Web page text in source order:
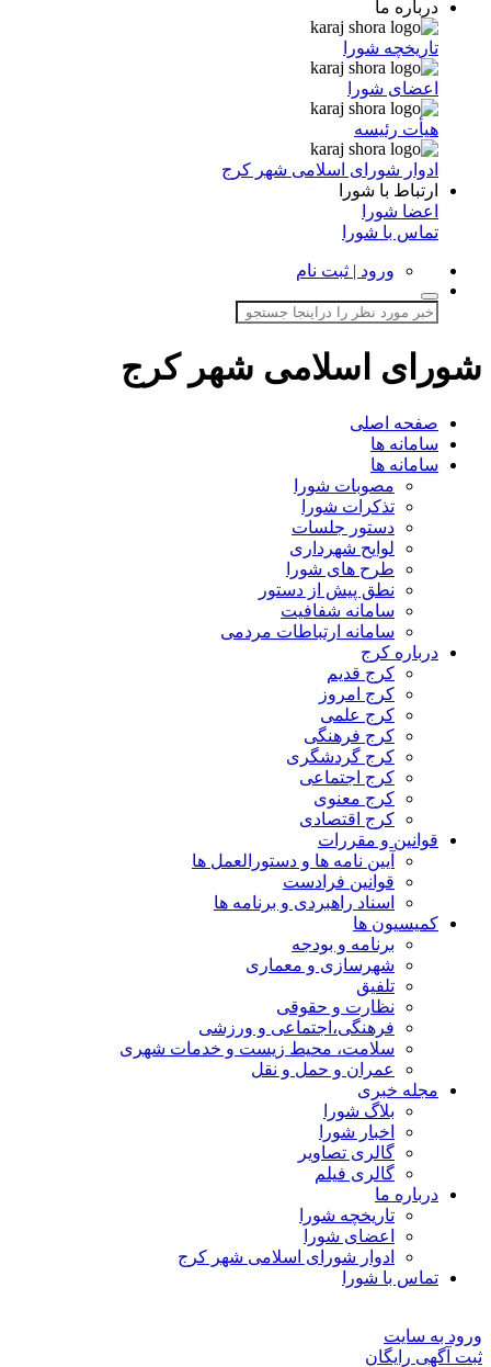
درباره ما
تاریخچه شورا
اعضای شورا
هیأت رئیسه
ادوار شورای اسلامی شهر کرج
ارتباط با شورا
اعضا شورا
تماس با شورا
ورود | ثبت نام
شورای اسلامی شهر کرج
صفحه اصلی
سامانه ها
سامانه ها
مصوبات شورا
تذکرات شورا
دستور جلسات
لوایح شهرداری
طرح های شورا
نطق پیش از دستور
سامانه شفافیت
سامانه ارتباطات مردمی
درباره کرج
کرج قدیم
کرج امروز
کرج علمی
کرج فرهنگی
کرج گردشگری
کرج اجتماعی
کرج معنوی
کرج اقتصادی
قوانین و مقررات
آیین نامه ها و دستورالعمل ها
قوانین فرادست
اسناد راهبردی و برنامه ها
کمیسیون ها
برنامه و بودجه
شهرسازی و معماری
تلفیق
نظارت و حقوقی
فرهنگی،اجتماعی و ورزشی
سلامت، محیط زیست و خدمات شهری
عمران و حمل و نقل
مجله خبری
بلاگ شورا
اخبار شورا
گالری تصاویر
گالری فیلم
درباره ما
تاریخچه شورا
اعضای شورا
ادوار شورای اسلامی شهر کرج
تماس با شورا
ورود به سایت
ثبت آگهی رایگان